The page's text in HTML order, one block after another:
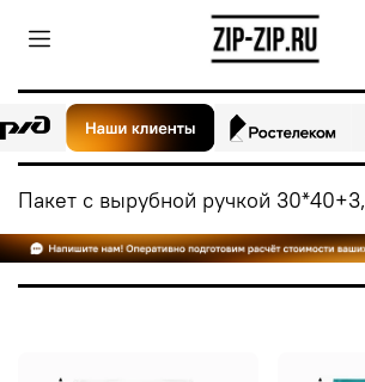
Пакет с вырубной ручкой